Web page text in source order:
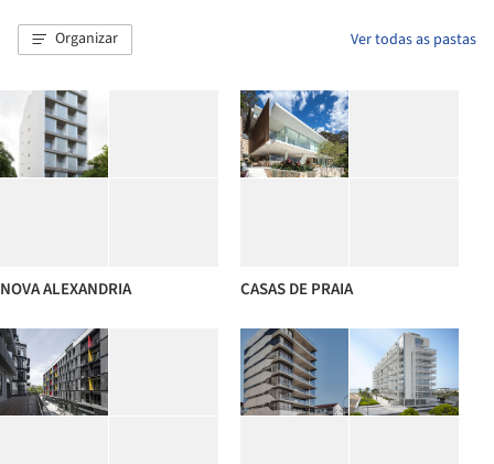
Organizar Ver todas as pastas
NOVA ALEXANDRIA CASAS DE PRAIA